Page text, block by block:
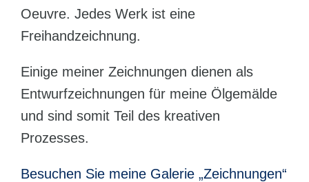
Oeuvre. Jedes Werk ist eine
Freihandzeichnung.
Einige meiner Zeichnungen dienen als
Entwurfzeichnungen für meine Ölgemälde
und sind somit Teil des kreativen
Prozesses.
Besuchen Sie meine Galerie „Zeichnungen“